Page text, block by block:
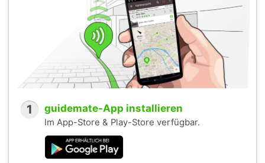
1 guidemate-App installieren
Im App-Store & Play-Store verfügbar.